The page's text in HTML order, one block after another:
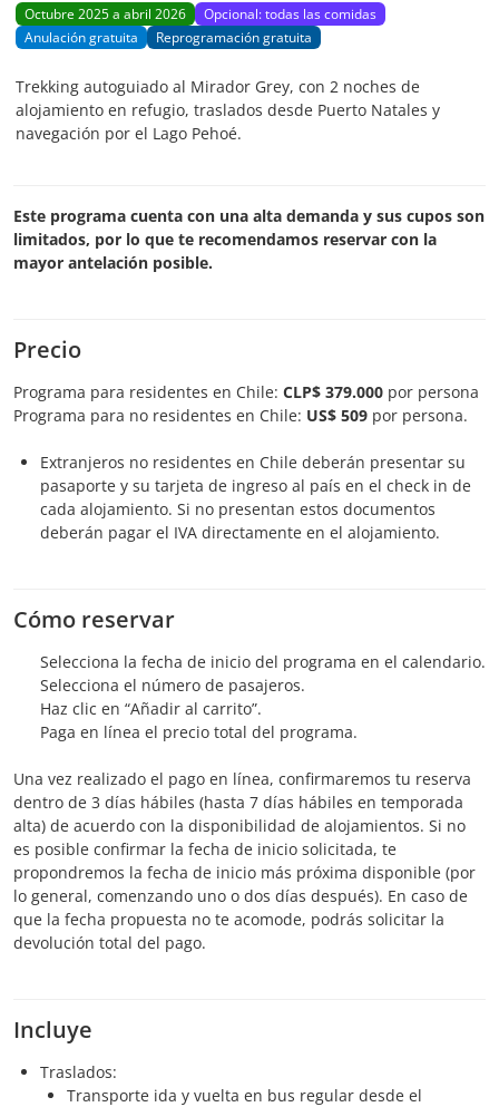
Octubre 2025 a abril 2026
Opcional: todas las comidas
Anulación gratuita
Reprogramación gratuita
Trekking autoguiado al Mirador Grey, con 2 noches de
alojamiento en refugio, traslados desde Puerto Natales y
navegación por el Lago Pehoé.
Este programa cuenta con una alta demanda y sus cupos son
limitados, por lo que te recomendamos reservar con la
mayor antelación posible.
Precio
Programa para residentes en Chile: CLP$ 379.000 por persona
Programa para no residentes en Chile: US$ 509 por persona.
Extranjeros no residentes en Chile deberán presentar su
pasaporte y su tarjeta de ingreso al país en el check in de
cada alojamiento. Si no presentan estos documentos
deberán pagar el IVA directamente en el alojamiento.
Cómo reservar
Selecciona la fecha de inicio del programa en el calendario.
Selecciona el número de pasajeros.
Haz clic en “Añadir al carrito”.
Paga en línea el precio total del programa.
Una vez realizado el pago en línea, confirmaremos tu reserva
dentro de 3 días hábiles (hasta 7 días hábiles en temporada
alta) de acuerdo con la disponibilidad de alojamientos. Si no
es posible confirmar la fecha de inicio solicitada, te
propondremos la fecha de inicio más próxima disponible (por
lo general, comenzando uno o dos días después). En caso de
que la fecha propuesta no te acomode, podrás solicitar la
devolución total del pago.
Incluye
Traslados:
Transporte ida y vuelta en bus regular desde el